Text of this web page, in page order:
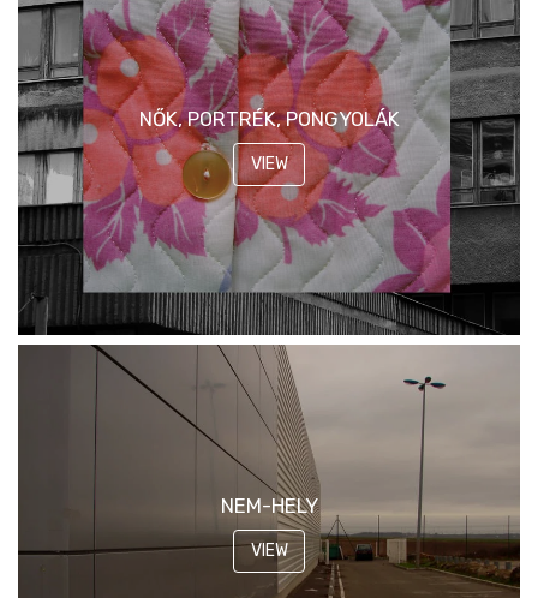
NŐK, PORTRÉK, PONGYOLÁK
VIEW
NEM-HELY
VIEW